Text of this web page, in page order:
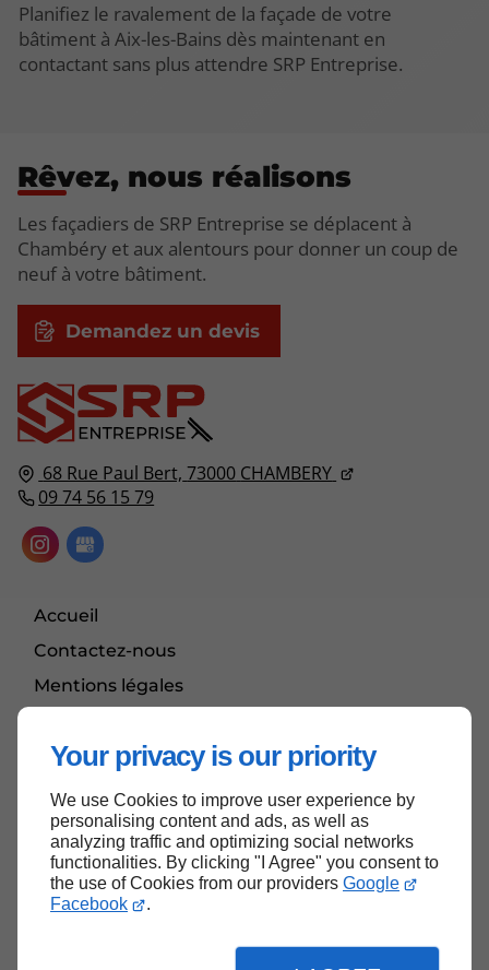
Your privacy is our priority
We use Cookies to improve user experience by
personalising content and ads, as well as
analyzing traffic and optimizing social networks
functionalities. By clicking "I Agree" you consent to
the use of Cookies from our providers Google
Facebook
.
Planifiez le ravalement de la façade de votre
bâtiment à Aix-les-Bains dès maintenant en
contactant sans plus attendre SRP Entreprise.
68 Rue Paul Bert, 73000 CHAMBERY
09 74 56 15 79
Accueil
Contactez-nous
Mentions légales
Rêvez, nous réalisons
Les façadiers de SRP Entreprise se déplacent à
Chambéry et aux alentours pour donner un coup de
neuf à votre bâtiment.
Demandez un devis
Haut de page